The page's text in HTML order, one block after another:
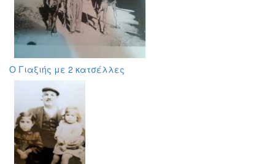
Ο Γιαξιής με 2 κατσέλλες